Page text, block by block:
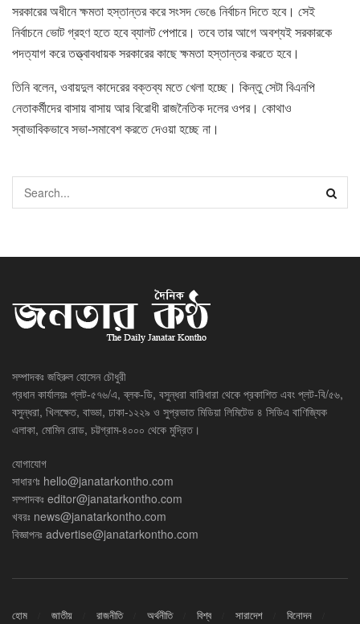
সরকারের অধীনে ক্ষমতা হস্তান্তর করে সংসদ ভেঙে নির্বাচন দিতে হবে। সেই
নির্বাচনে ভোট গ্রহণ হতে হবে ব্যালট পেপারে। তবে তার আগে অবশ্যই সরকারকে
পদত্যাগ করে তত্ত্বাবধায়ক সরকারের কাছে ক্ষমতা হস্তান্তর করতে হবে।
তিনি বলেন, ওবায়দুল কাদেরের বক্তব্য মতে খেলা হচ্ছে। কিন্তু সেটা বিএনপি
নেতাকর্মীদের বাসায় বাসায় আর বিরোধী রাজনৈতিক দলের ওপর। কোথাও
স্বাভাবিকভাবে সভা-সমাবেশ করতে দেওয়া হচ্ছে না।
সম্পাদকঃ জহিরুল হোসেন চৌধুরী
প্রধান কার্যালয়ঃ প্লট-৫৭৬/এ, ব্লক-ডি, বসুন্ধরা বারিধারা থেকে প্রকাশিত এবং প্লট-বি/৫৬,
বসুন্ধরা, খিলক্ষেত, বাড্ডা, ঢাকা-১২২৯ ও সুপ্রভাত মিডিয়া লিমিটেড ৪ সিডিএ বাণিজ্যিক
এলাকা, মোমিন রোড, চট্টগ্রাম-৪০০০ থেকে মুদ্রিত।
যোগাযোগ
সাধারণঃ hello@janatarkontho.com
সম্পাদকঃ editor@janatarkontho.com
খবরঃ news@janatarkontho.com
বিজ্ঞাপনঃ advertise@janatarkontho.com
হোম জাতীয় রাজনীতি অর্থনীতি বিশ্ব সারাদেশ
বিনোদন